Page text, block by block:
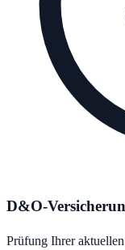
D&O-
Prüfung Ihrer